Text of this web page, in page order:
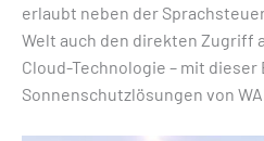
erlaubt neben der
Welt auch den direkten Zugriff
Cloud-Technologie – mit
Sonnenschutzlösungen von